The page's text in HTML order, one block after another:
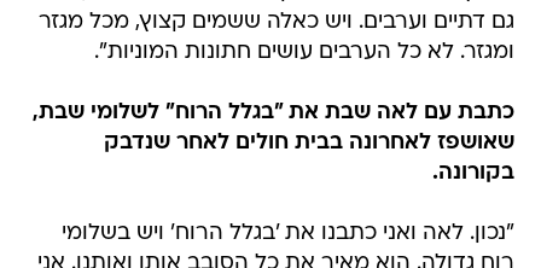
גם דתיים וערבים. ויש כאלה ששמים קצוץ, מכל מגזר
ומגזר. לא כל הערבים עושים חתונות המוניות".
כתבת עם לאה שבת את "בגלל הרוח" לשלומי שבת,
שאושפז לאחרונה בבית חולים לאחר שנדבק
בקורונה.
"נכון. לאה ואני כתבנו את 'בגלל הרוח' ויש בשלומי